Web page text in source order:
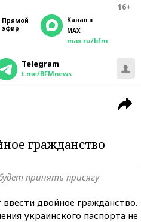
16+
прямой
эфир
Канал в
MAX
max.ru/bfm
Telegram
t.me/BFMnews
гражданство
принять присягу
двойное гражданство.
украинского паспорта не